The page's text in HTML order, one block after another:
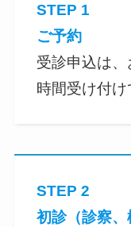
STEP 1
ご予約
受診申込は
時間受け付け
STEP 2
初診（診察、